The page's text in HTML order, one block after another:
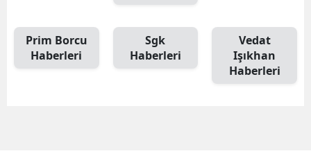
Prim Borcu
Haberleri
Sgk
Haberleri
Vedat
Işıkhan
Haberleri